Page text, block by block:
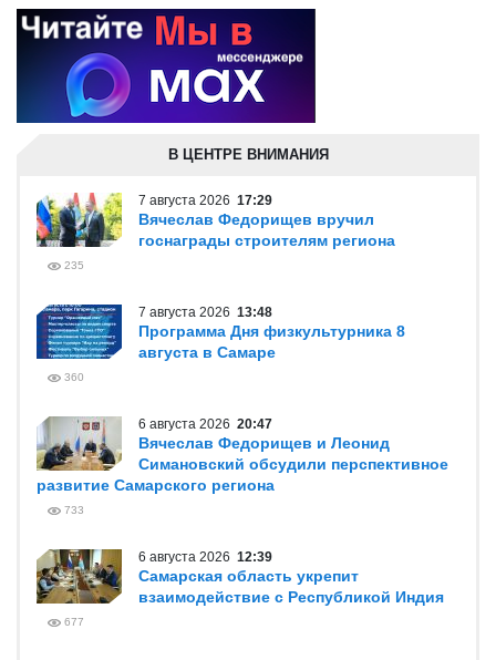
В ЦЕНТРЕ ВНИМАНИЯ
7 августа 2026 17:29
Вячеслав Федорищев вручил
госнаграды строителям региона
235
7 августа 2026 13:48
Программа Дня физкультурника 8
августа в Самаре
360
6 августа 2026 20:47
Вячеслав Федорищев и Леонид
Симановский обсудили перспективное
развитие Самарского региона
733
6 августа 2026 12:39
Самарская область укрепит
взаимодействие с Республикой Индия
677